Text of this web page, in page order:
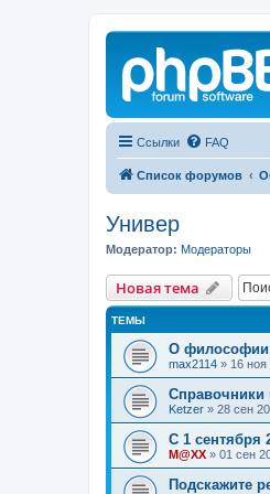
Ссылки FAQ
Список форумов
Универ
Модератор: Модераторы
Новая тема
ТЕМЫ
О философии
max2114 » 16 ноя
Справочники
Ketzer » 28 сен
С 1 сентября
M@XX » 01 сен
Подскажите